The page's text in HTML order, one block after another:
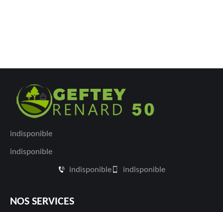
indisponible
indisponible
indisponible indisponible
NOS SERVICES